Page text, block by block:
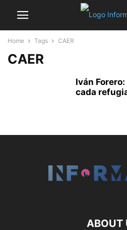
Home Tags CAER
CAER
Iván
cada
ABOUT